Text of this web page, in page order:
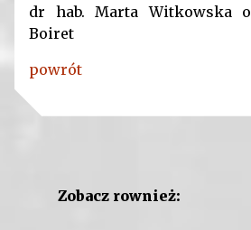
dr hab. Marta Witkowska
Boiret
powrót
Zobacz rownież: